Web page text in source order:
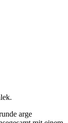
arge